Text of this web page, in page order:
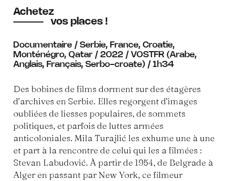
Achetez
vos places !
Documentaire / Serbie, France, Croatie,
Monténégro, Qatar / 2022 / VOSTFR (Arabe,
Anglais, Français, Serbo-croate) / 1h34
Des bobines de films dorment sur des étagères
d’archives en Serbie. Elles regorgent d’images
oubliées de liesses populaires, de sommets
politiques, et parfois de luttes armées
anticoloniales. Mila Turajlić les exhume une à une
et part à la rencontre de celui qui les a filmées :
Stevan Labudović. À partir de 1954, de Belgrade à
Alger en passant par New York, ce filmeur